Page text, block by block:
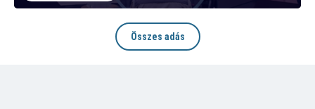
Összes adás